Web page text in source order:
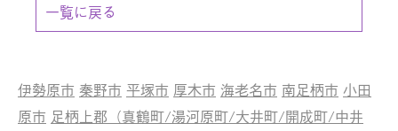
一覧に戻る
伊勢原市 秦野市 平塚市 厚木市 海老名市 南足柄市 小田
原市 足柄上郡（真鶴町/湯河原町/大井町/開成町/中井